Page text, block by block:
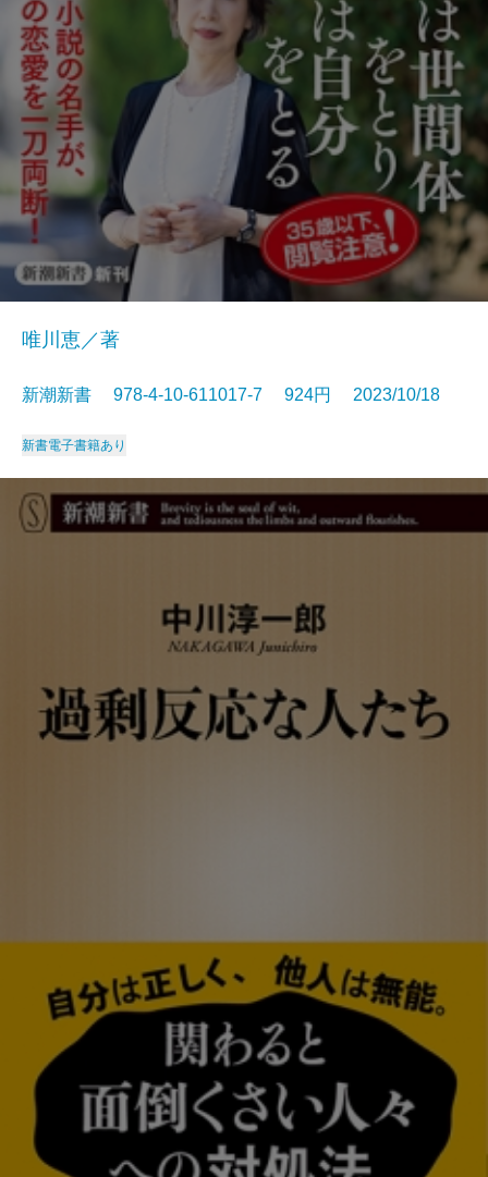
唯川恵／著
新潮新書 978-4-10-611017-7 924円 2023/10/18
新書電子書籍あり